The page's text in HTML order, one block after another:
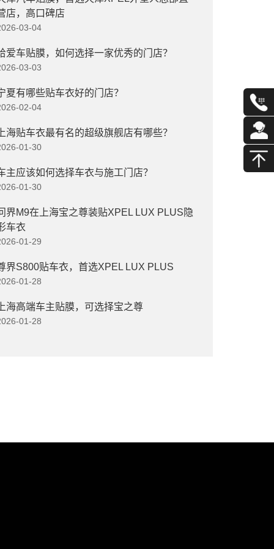
店，高口碑店
03-04
爱车贴膜，如何选择一家优秀的门店？
03-03
夏有哪些贴车衣好的门店？
02-04
海贴车衣最有名的超级旗舰店有哪些？
01-30
主应该如何选择车衣与施工门店？
01-30
界M9在上海宝之尊装贴XPEL LUX PLUS隐
车衣
01-29
界S800贴车衣，首选XPEL LUX PLUS
01-28
海高端车主贴膜，可选择宝之尊
01-28